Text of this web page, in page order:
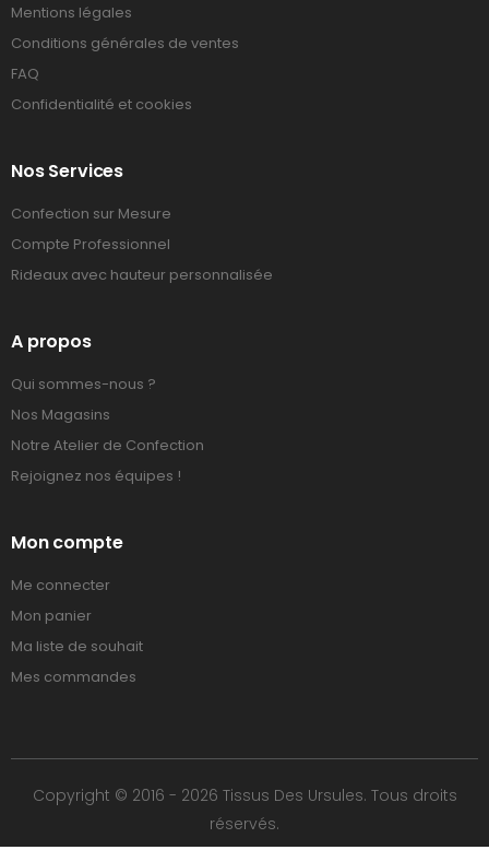
Mentions légales
Conditions générales de ventes
FAQ
Confidentialité et cookies
Nos Services
Confection sur Mesure
Compte Professionnel
Rideaux avec hauteur personnalisée
A propos
Qui sommes-nous ?
Nos Magasins
Notre Atelier de Confection
Rejoignez nos équipes !
Mon compte
Me connecter
Mon panier
Ma liste de souhait
Mes commandes
Copyright © 2016 - 2026 Tissus Des Ursules. Tous droits
réservés.